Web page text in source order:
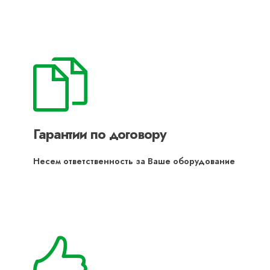
Гарантии по договору
Несем ответственность за Ваше оборудование